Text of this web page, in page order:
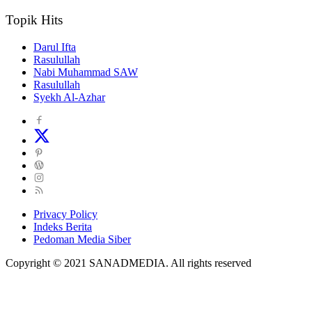
Topik Hits
Darul Ifta
Rasulullah
Nabi Muhammad SAW
Rasulullah
Syekh Al-Azhar
Privacy Policy
Indeks Berita
Pedoman Media Siber
Copyright © 2021 SANADMEDIA. All rights reserved